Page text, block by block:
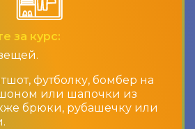
за курс:
футболку, бомбер на
или шапочки из
брюки, рубашечку или